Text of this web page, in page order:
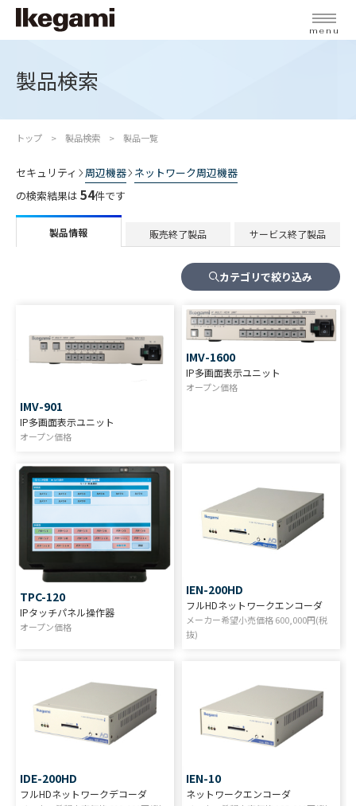
menu
製品検索
トップ 製品検索 製品一覧
セキュリティ 周辺機器 ネットワーク周辺機器
の検索結果は 54件です
製品情報 販売終了製品 サービス終了製品
カテゴリで絞り込み
IMV-901
IP多画面表示ユニット
オープン価格
IMV-1600
IP多画面表示ユニット
オープン価格
TPC-120
IPタッチパネル操作器
オープン価格
IEN-200HD
フルHDネットワークエンコーダ
メーカー希望小売価格600,000円(税
抜)
IDE-200HD
フルHDネットワークデコーダ
IEN-10
ネットワークエンコーダ